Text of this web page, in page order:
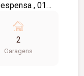
, 01
suite, sacada,
a pia,
com box,
2
Garagens